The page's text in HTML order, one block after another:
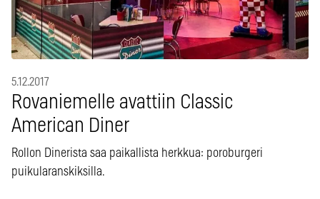
5.12.2017
Rovaniemelle avattiin Classic
American Diner
Rollon Dinerista saa paikallista herkkua: poroburgeri
puikularanskiksilla.